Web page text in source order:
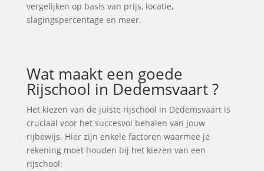
vergelijken op basis van prijs, locatie,
slagingspercentage en meer.
Wat maakt een goede
Rijschool in Dedemsvaart ?
Het kiezen van de juiste rijschool in Dedemsvaart is
cruciaal voor het succesvol behalen van jouw
rijbewijs. Hier zijn enkele factoren waarmee je
rekening moet houden bij het kiezen van een
rijschool: